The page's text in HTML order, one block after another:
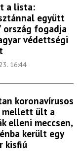
a lista:
együtt
ország fogadja
védettségi
16:44
koronavírusos
mellett ült a
elleni meccsen,
került egy
kisfiú